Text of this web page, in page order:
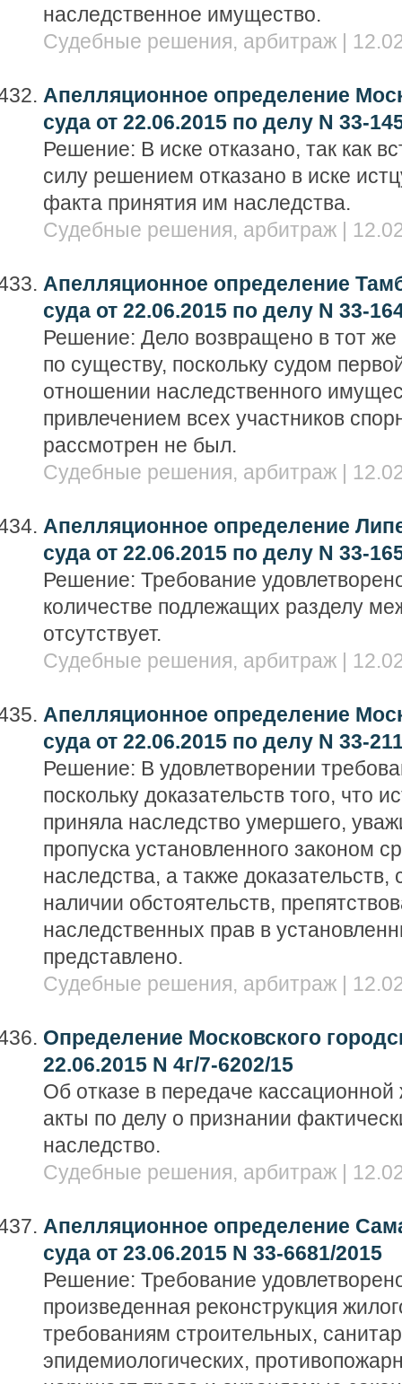
наследственное имущество.
Судебные решения, арбитраж |
Апелляционное определение
суда от 22.06.2015 по делу N 33-
Решение: В иске отказано, так как
силу решением отказано в иске
факта принятия им наследства.
Судебные решения, арбитраж |
Апелляционное определение
суда от 22.06.2015 по делу N 33-
Решение: Дело возвращено в тот же
по существу, поскольку судом
отношении наследственного
привлечением всех участников
рассмотрен не был.
Судебные решения, арбитраж |
Апелляционное определение
суда от 22.06.2015 по делу N 33-
Решение: Требование
количестве подлежащих разделу
отсутствует.
Судебные решения, арбитраж |
Апелляционное определение
суда от 22.06.2015 по делу N 33-
Решение: В удовлетворении
поскольку доказательств того, что
приняла наследство умершего,
пропуска установленного законом
наследства, а также
наличии обстоятельств,
наследственных прав в
представлено.
Судебные решения, арбитраж |
Определение Московского
22.06.2015 N 4г/7-6202/15
Об отказе в передаче
акты по делу о признании
наследство.
Судебные решения, арбитраж |
Апелляционное определение
суда от 23.06.2015 N 33-6681/2015
Решение: Требование
произведенная реконструкция
требованиям строительных,
эпидемиологических,